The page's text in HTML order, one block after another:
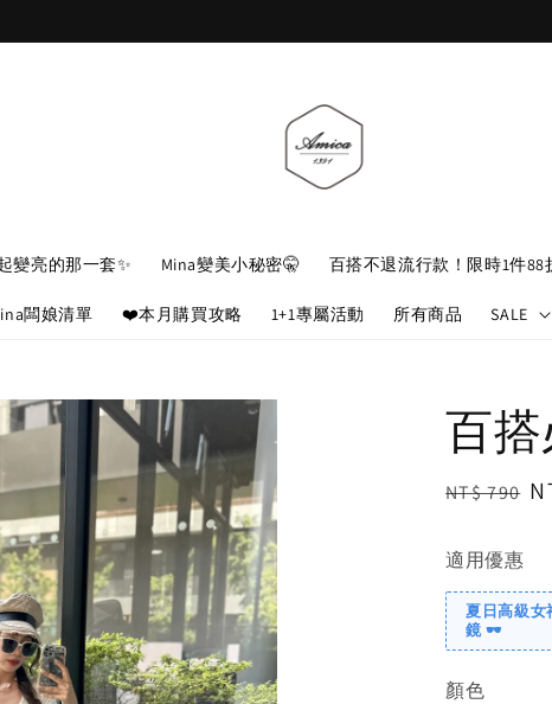
變亮的那一套✨ Mina變美小秘密🤫 百搭不退流行款！限時1件88
闆娘清單 ❤️本月購買攻略 1+1專屬活動 所有商品 SALE
百
Regular
NT$ 790
適用優惠
夏日高級女
鏡 🕶️
顏色